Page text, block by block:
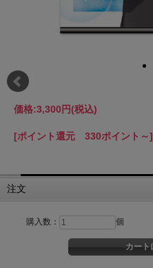
価格:3,300円(税込)
[ポイント還元 330ポイント～]
注文
購入数： 個